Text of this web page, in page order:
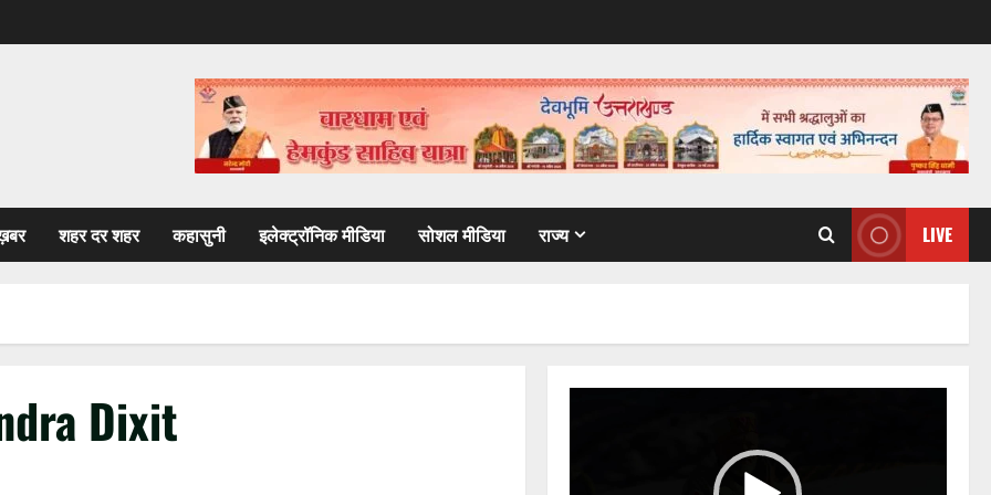
शहर दर शहर कहासुनी इलेक्ट्रॉनिक मीडिया सोशल मीडिया राज्य LIVE
Dixit